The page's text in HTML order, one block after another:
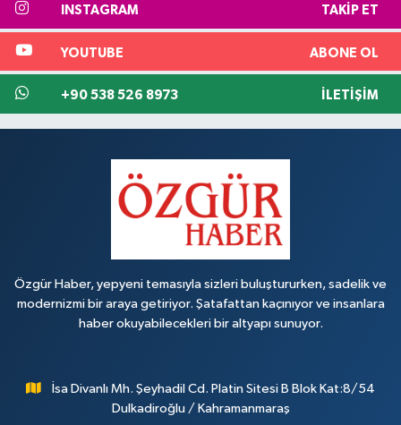
INSTAGRAM TAKIP ET
YOUTUBE ABONE OL
+90 538 526 8973 İLETIŞIM
Özgür Haber, yepyeni temasıyla sizleri buluştururken, sadelik ve
modernizmi bir araya getiriyor. Şatafattan kaçınıyor ve insanlara
haber okuyabilecekleri bir altyapı sunuyor.
İsa Divanlı Mh. Şeyhadil Cd. Platin Sitesi B Blok Kat:8/54
Dulkadiroğlu / Kahramanmaraş